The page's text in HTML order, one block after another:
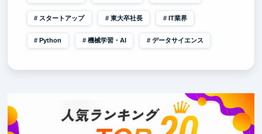
スタートアップ 東大卒社長 IT業界
Python 機械学習・AI データサイエンス